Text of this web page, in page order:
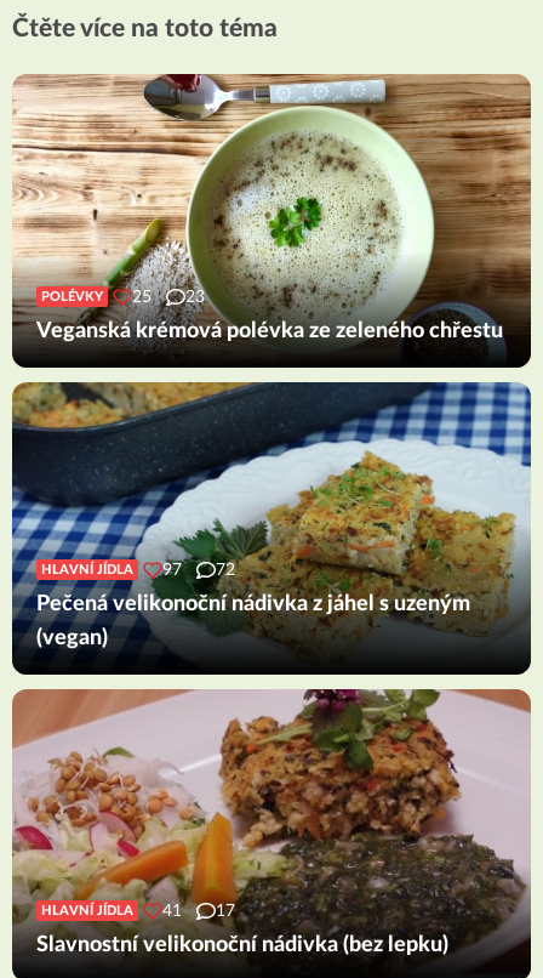
Čtěte více na toto téma
POLÉVKY 25 23
Veganská krémová polévka ze zeleného chřestu
HLAVNÍ JÍDLA 97 72
Pečená velikonoční nádivka z jáhel s uzeným
(vegan)
HLAVNÍ JÍDLA 41 17
Slavnostní velikonoční nádivka (bez lepku)